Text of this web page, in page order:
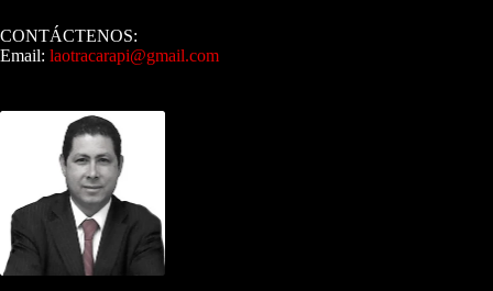
CONTÁCTENOS:
Email: laotracarapi@gmail.com